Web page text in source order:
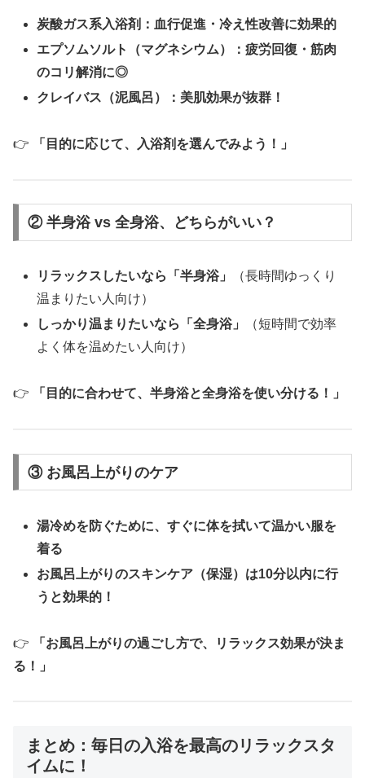
炭酸ガス系入浴剤：血行促進・冷え性改善に効果的
エプソムソルト（マグネシウム）：疲労回復・筋肉
のコリ解消に◎
クレイバス（泥風呂）：美肌効果が抜群！
👉 「目的に応じて、入浴剤を選んでみよう！」
② 半身浴 vs 全身浴、どちらがいい？
リラックスしたいなら「半身浴」
（長時間ゆっくり
温まりたい人向け）
しっかり温まりたいなら「全身浴」
（短時間で効率
よく体を温めたい人向け）
👉 「目的に合わせて、半身浴と全身浴を使い分ける！」
③ お風呂上がりのケア
湯冷めを防ぐために、すぐに体を拭いて温かい服を
着る
お風呂上がりのスキンケア（保湿）は10分以内に行
うと効果的！
👉
「お風呂上がりの過ごし方で、リラックス効果が決ま
る！」
まとめ：毎日の入浴を最高のリラックスタ
イムに！